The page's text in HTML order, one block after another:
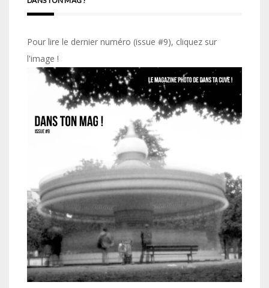
Pour lire le dernier numéro (issue #9), cliquez sur
l'image !